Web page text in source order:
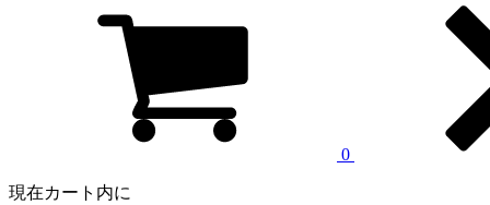
0
現在カート内に